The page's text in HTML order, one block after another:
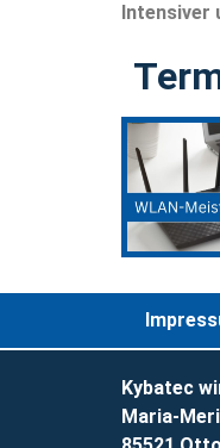
Intensiver
Kybatec
Maria-